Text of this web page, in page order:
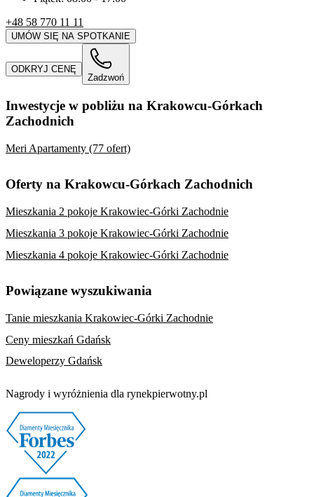
+48 58 770 11 11
UMÓW SIĘ NA SPOTKANIE
ODKRYJ CENĘ
Zadzwoń
Inwestycje w pobliżu na Krakowcu-Górkach
Zachodnich
Meri Apartamenty (77 ofert)
Oferty na Krakowcu-Górkach Zachodnich
Mieszkania 2 pokoje Krakowiec-Górki Zachodnie
Mieszkania 3 pokoje Krakowiec-Górki Zachodnie
Mieszkania 4 pokoje Krakowiec-Górki Zachodnie
Powiązane wyszukiwania
Tanie mieszkania Krakowiec-Górki Zachodnie
Ceny mieszkań Gdańsk
Deweloperzy Gdańsk
Nagrody i wyróżnienia dla rynekpierwotny.pl